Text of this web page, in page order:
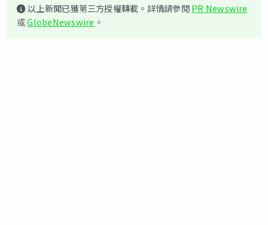
以上新聞已獲第三方授權轉載。詳情請參閱PR Newswire
或GlobeNewswire 。